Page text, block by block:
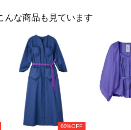
んな商品も見ています
60%OFF